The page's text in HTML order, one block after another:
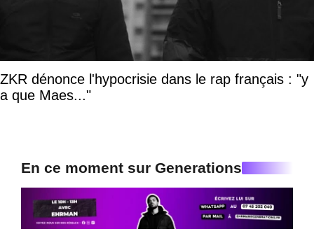
ZKR dénonce l'hypocrisie dans le rap français : "y
a que Maes..."
En ce moment sur Generations